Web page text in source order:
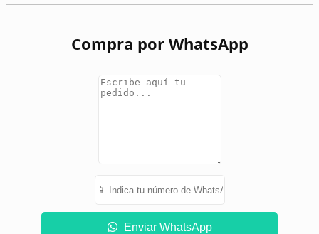
Compra por WhatsApp
Enviar WhatsApp